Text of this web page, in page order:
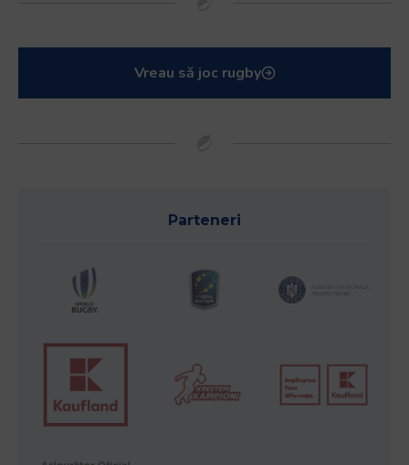
Vreau să joc rugby
Parteneri